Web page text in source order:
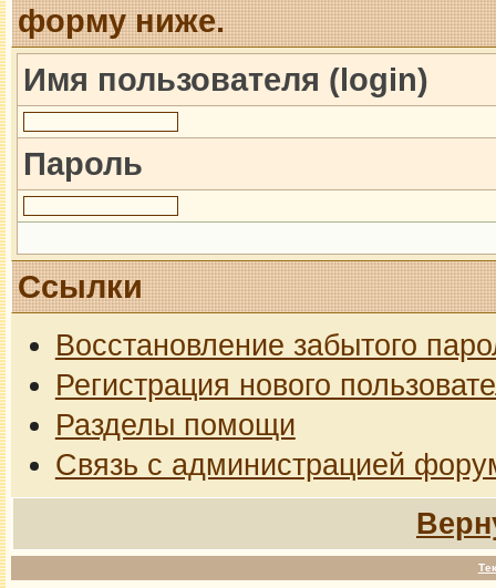
форму ниже.
Имя пользователя (login)
Пароль
Ссылки
Восстановление забытого
Регистрация нового
Разделы помощи
Связь с администрацией